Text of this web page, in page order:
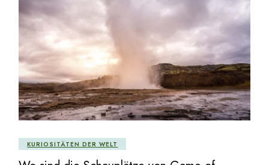
KURIOSITÄTEN DER WELT